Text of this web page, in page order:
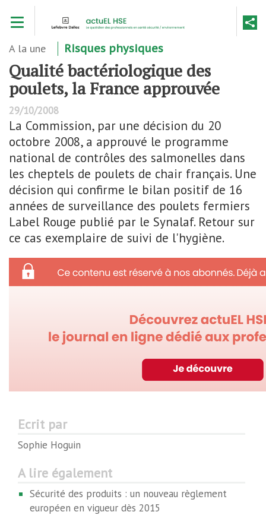
contenu
A la une Risques physiques
Qualité bactériologique des
poulets, la France approuvée
29/10/2008
La Commission, par une décision du 20
octobre 2008, a approuvé le programme
national de contrôles des salmonelles dans
les cheptels de poulets de chair français. Une
décision qui confirme le bilan positif de 16
années de surveillance des poulets fermiers
Label Rouge publié par le Synalaf. Retour sur
ce cas exemplaire de suivi de l'hygiène.
Ecrit par
Sophie Hoguin
A lire également
Sécurité des produits : un nouveau règlement
européen en vigueur dès 2015